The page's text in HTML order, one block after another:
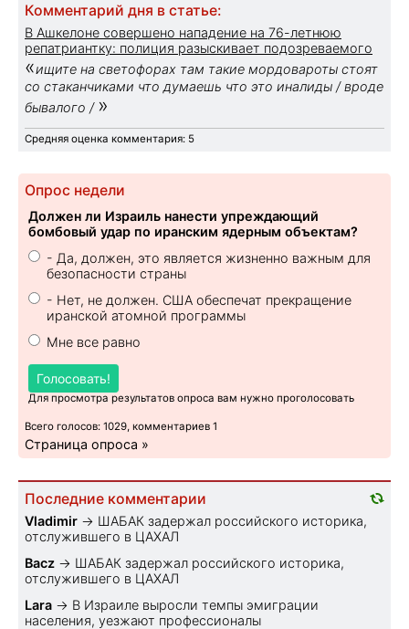
Комментарий дня в статье:
В Ашкелоне совершено нападение на 76-летнюю
репатриантку: полиция разыскивает подозреваемого
«ищите на светофорах там такие мордовароты стоят
со стаканчиками что думаешь что это иналиды / вроде
бывалого / »
Средняя оценка комментария: 5
Опрос недели
Должен ли Израиль нанести упреждающий
бомбовый удар по иранским ядерным объектам?
- Да, должен, это является жизненно важным для
безопасности страны
- Нет, не должен. США обеспечат прекращение
иранской атомной программы
Мне все равно
Голосовать!
Для просмотра результатов опроса вам нужно проголосовать
Всего голосов: 1029, комментариев 1
Страница опроса »
Последние комментарии
Vladimir → ШАБАК задержал российского историка,
отслужившего в ЦАХАЛ
Bacz → ШАБАК задержал российского историка,
отслужившего в ЦАХАЛ
Lara → В Израиле выросли темпы эмиграции
населения, уезжают профессионалы